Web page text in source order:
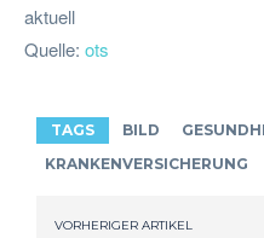
aktuell
Quelle: ots
TAGS BILD
KRANKENVERSICHERUNG
VORHERIGER ARTIKEL